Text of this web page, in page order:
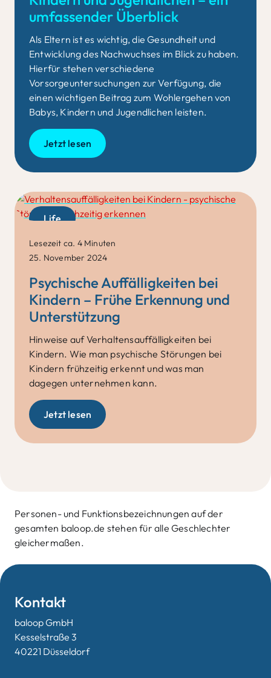
umfassender Überblick
Als Eltern ist es wichtig, die Gesundheit und
Entwicklung des Nachwuchses im Blick zu haben.
Hierfür stehen verschiedene
Vorsorgeuntersuchungen zur Verfügung, die
einen wichtigen Beitrag zum Wohlergehen von
Babys, Kindern und Jugendlichen leisten.
Jetzt lesen
Life
Lesezeit ca. 4 Minuten
25. November 2024
Psychische Auffälligkeiten bei
Kindern – Frühe Erkennung und
Unterstützung
Hinweise aufVerhaltensauffälligkeiten bei
Kindern. Wie man psychische Störungen bei
Kindern frühzeitig erkennt und was man
dagegen unternehmen kann.
Jetzt lesen
Personen- und Funktionsbezeichnungen auf der
gesamten baloop.de stehen für alle Geschlechter
gleichermaßen.​
Kontakt
baloop GmbH
Kesselstraße 3
40221 Düsseldorf